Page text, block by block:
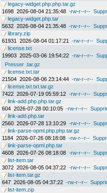
legacy-widget.php.php.tar.gz
1698 2026-08-04 21:35:48 -rw-r--r--
legacy-widget.php.tar
5632 2026-08-04 21:35:48 -rw-r--r--
library.zip
61931
2026-08-04 01:17:21 -rw-r--r--
license.txt
19903 2025-03-06 19:54:22 -rw-r--r--
Presser .tar.gz
license.txt.tar
21504 2026-08-06 23:14:44 -rw-r--r--
license.txt.txt.tar.gz
7422 2026-07-19 05:59:12 -rw-r--r--
link-add.php.php.tar.gz
604 2026-07-28 00:10:05 -rw-r--r--
link-add.php.tar
2560 2026-07-28 13:10:29 -rw-r--r--
link-parse-opml.php.php.tar.gz
1184 2026-07-26 08:18:08 -rw-r--r--
link-parse-opml.php.tar
4608 2026-07-26 08:18:08 -rw-r--r--
list-item.tar
3072 2026-08-05 04:37:22 -rw-r--r--
list-item.tar.gz
647 2026-08-05 04:37:22 -rw-r--r--
list-item.zip